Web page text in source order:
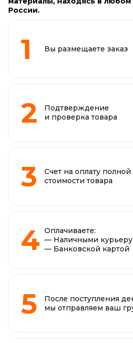
России.
Вы размещаете заказ
Подтверждение
и проверка товара
Счет на оплату полной
стоимости товара
Оплачиваете:
— Наличными курьеру
— Банковской картой
После поступления
мы отправляем ваш